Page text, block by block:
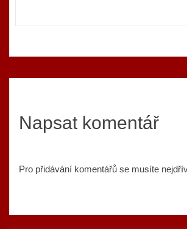
Napsat komentář
Pro přidávání komentářů se musíte